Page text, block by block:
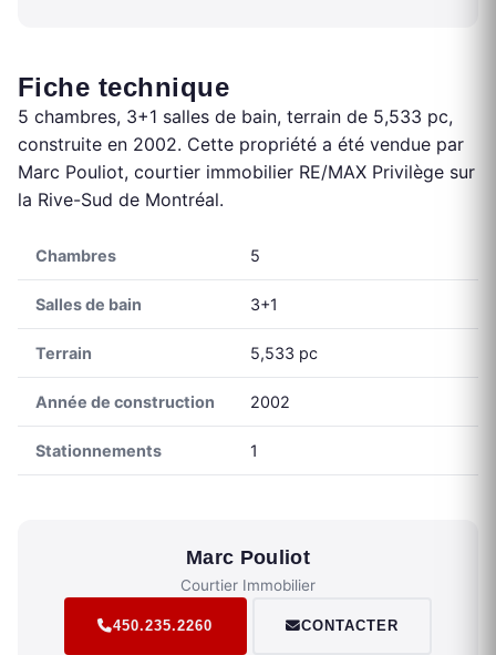
Fiche technique
5 chambres, 3+1 salles de bain, terrain de 5,533 pc,
construite en 2002. Cette propriété a été vendue par
Marc Pouliot, courtier immobilier RE/MAX Privilège sur
la Rive-Sud de Montréal.
Chambres 5
Salles de bain 3+1
Terrain 5,533 pc
Année de construction 2002
Stationnements 1
Marc Pouliot
Courtier Immobilier
450.235.2260 CONTACTER